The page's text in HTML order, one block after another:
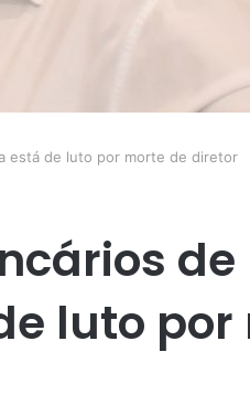
está de luto por morte de diretor
de
luto por